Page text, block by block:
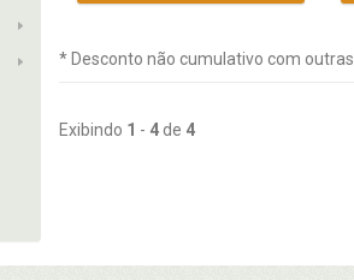
* Desconto não cumulativo com
Exibindo 1 - 4de 4